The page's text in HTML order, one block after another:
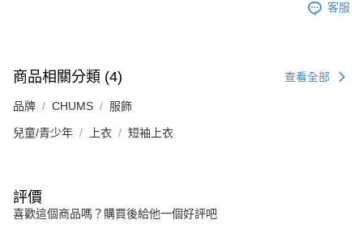
客服
商品相關分類 (4) 查看全部
品牌 CHUMS 服飾
兒童/青少年 上衣 短袖上衣
評價
喜歡這個商品嗎？購買後給他一個好評吧